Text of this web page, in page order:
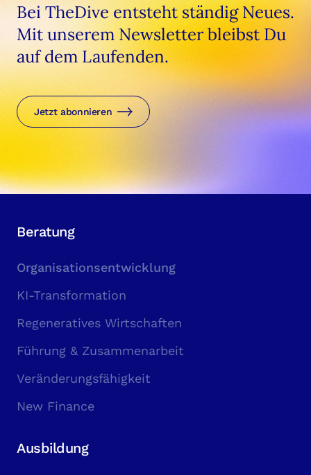
Bei TheDive entsteht ständig Neues.
Mit unserem Newsletter bleibst Du
auf dem Laufenden.
Jetzt abonnieren
Beratung
Organisationsentwicklung
KI-Transformation
Regeneratives Wirtschaften
Führung & Zusammenarbeit
Veränderungsfähigkeit
New Finance
Ausbildung